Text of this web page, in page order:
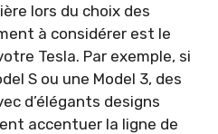
lors du choix des
à considérer est le
Tesla. Par exemple, si
S ou une Model 3, des
d’élégants designs
accentuer la ligne de